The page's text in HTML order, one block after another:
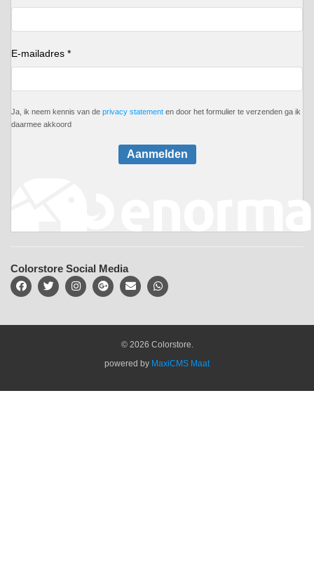
E-mailadres *
Ja, ik neem kennis van de privacy statement en door het formulier te verzenden ga ik
daarmee akkoord
Aanmelden
Colorstore Social Media
© 2026 Colorstore.
powered by MaxiCMS Maat